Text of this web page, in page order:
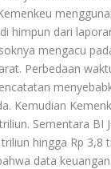
himpun dari
mengacu
Perbedaan
Kemudian
Sementara BI
hingga Rp 3,8
data